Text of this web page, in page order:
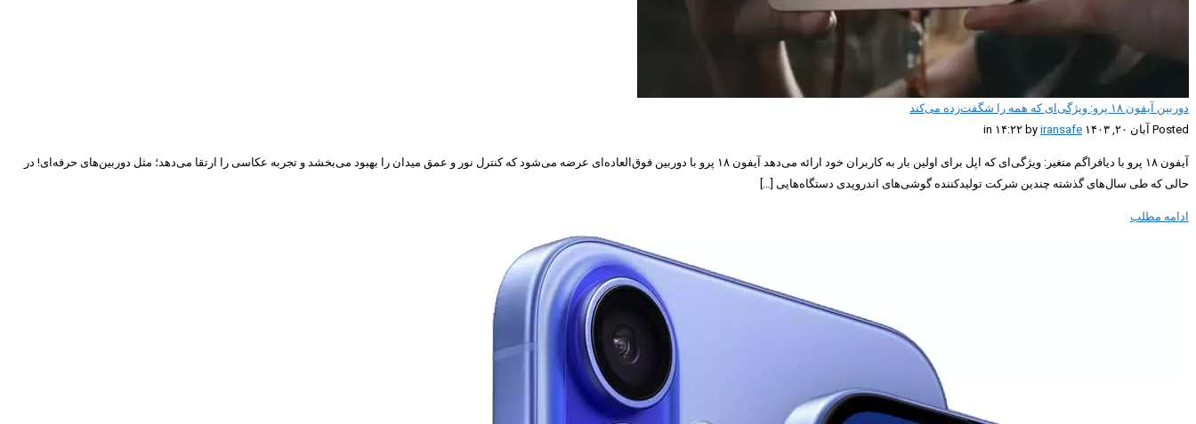
دوربین آیفون ۱۸ پرو: ویژگی‌ای که همه را شگفت‌زده می‌کند
Posted آبان ۲۰, ۱۴۰۳ in ۱۴:۲۲ by
iransafe
آیفون ۱۸ پرو با دیافراگم متغیر: ویژگی‌ای که اپل برای اولین بار به کاربران خود ارائه می‌دهد آیفون ۱۸ پرو با دوربین فوق‌العاده‌ای عرضه می‌شود که کنترل نور و عمق میدان را بهبود می‌بخشد و تجربه عکاسی را ارتقا می‌دهد؛ مثل دوربین‌های حرفه‌ای! در
حالی که طی سال‌های گذشته چندین شرکت تولیدکننده گوشی‌های اندرویدی دستگاه‌هایی […]
ادامه مطلب